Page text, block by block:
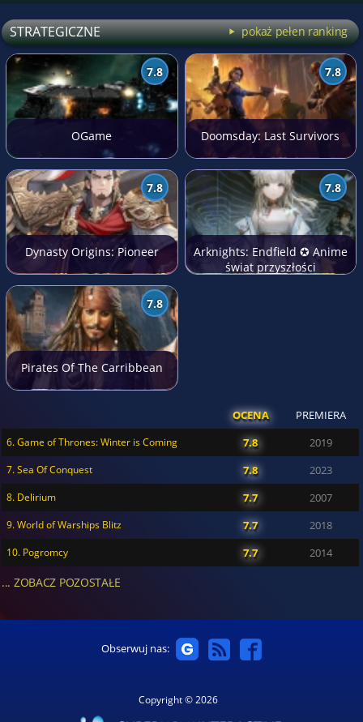
STRATEGICZNE pokaż pełen ranking
7.8
OGame
7.8
Doomsday: Last Survivors
7.8
Dynasty Origins: Pioneer
7.8
Arknights: Endfield ✪ Anime
świat przyszłości
7.8
Pirates Of The Carribbean
OCENA PREMIERA
6. Game of Thrones: Winter is Coming 7.8 2019
7. Sea Of Conquest 7.8 2023
8. Delirium 7.7 2007
9. World of Warships Blitz 7.7 2018
10. Pogromcy 7.7 2014
... ZOBACZ POZOSTAŁE
Obserwuj nas:
Copyright © 2026